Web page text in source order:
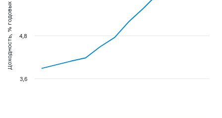
Доходность, % годовых
3,6
4,8